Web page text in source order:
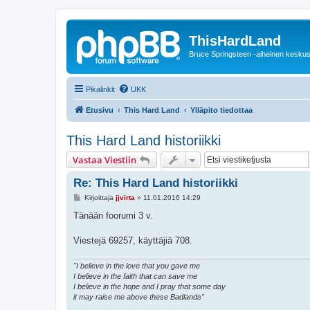
ThisHardLand
Bruce Springsteen -aiheinen
Pikalinkit UKK
Etusivu This Hard Land Ylläpito tiedottaa
This Hard Land historiikki
Vastaa Viestiin
Re: This Hard Land historiikki
V
e
i
Kirjoittaja jjvirta » 11.01.2016 14:29
Tänään foorumi 3 v.
Viestejä 69257, käyttäjiä 708.
"I believe in the love that you gave me
I believe in the faith that can save me
I believe in the hope and I pray that some day
it may raise me above these Badlands"